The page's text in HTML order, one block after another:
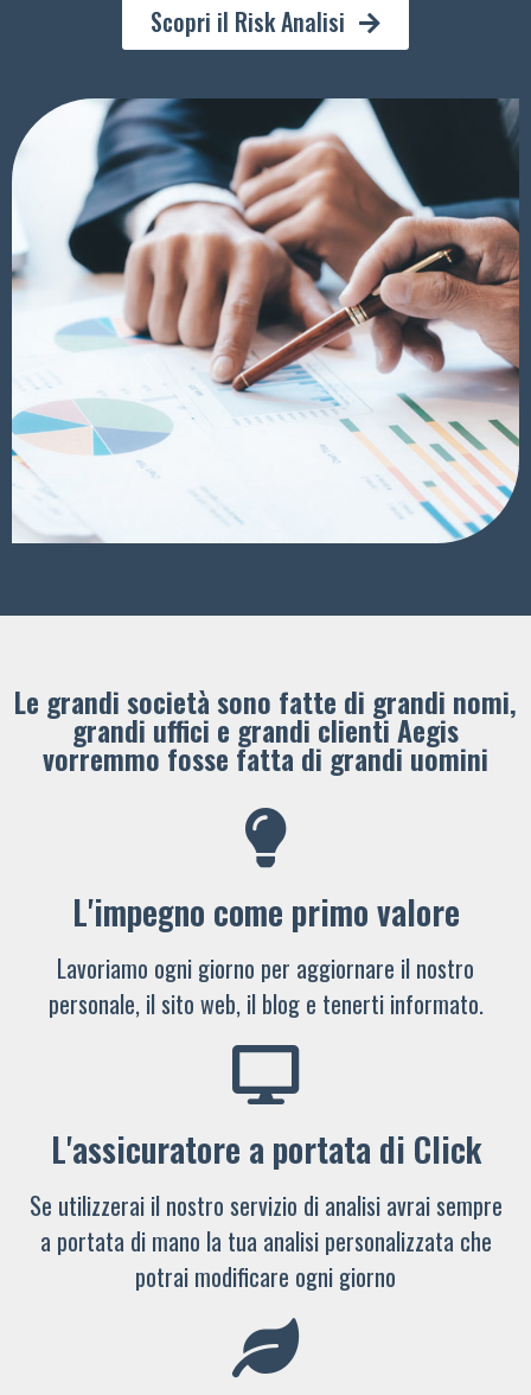
Scopri il Risk Analisi
Le grandi società sono fatte di grandi nomi,
grandi uffici e grandi clienti ​Aegis
vorremmo fosse fatta di grandi uomini
L'impegno come primo valore
Lavoriamo ogni giorno per aggiornare il nostro
personale, il sito web, il blog e tenerti informato.
L'assicuratore a portata di Click
Se utilizzerai il nostro servizio di analisi avrai sempre
a portata di mano la tua analisi personalizzata che
potrai modificare ogni giorno